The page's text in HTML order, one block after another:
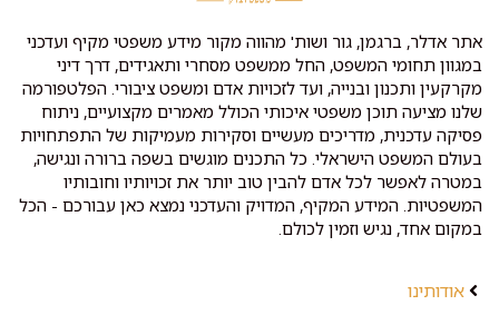
אתר אדלר, ברגמן, גור ושות' מהווה מקור מידע משפטי מקיף ועדכני
במגוון תחומי המשפט, החל ממשפט מסחרי ותאגידים, דרך דיני
מקרקעין ותכנון ובנייה, ועד לזכויות אדם ומשפט ציבורי. הפלטפורמה
שלנו מציעה תוכן משפטי איכותי הכולל מאמרים מקצועיים, ניתוח
פסיקה עדכנית, מדריכים מעשיים וסקירות מעמיקות של התפתחויות
בעולם המשפט הישראלי. כל התכנים מוגשים בשפה ברורה ונגישה,
במטרה לאפשר לכל אדם להבין טוב יותר את זכויותיו וחובותיו
המשפטיות. המידע המקיף, המדויק והעדכני נמצא כאן עבורכם - הכל
במקום אחד, נגיש וזמין לכולם.
אודותינו